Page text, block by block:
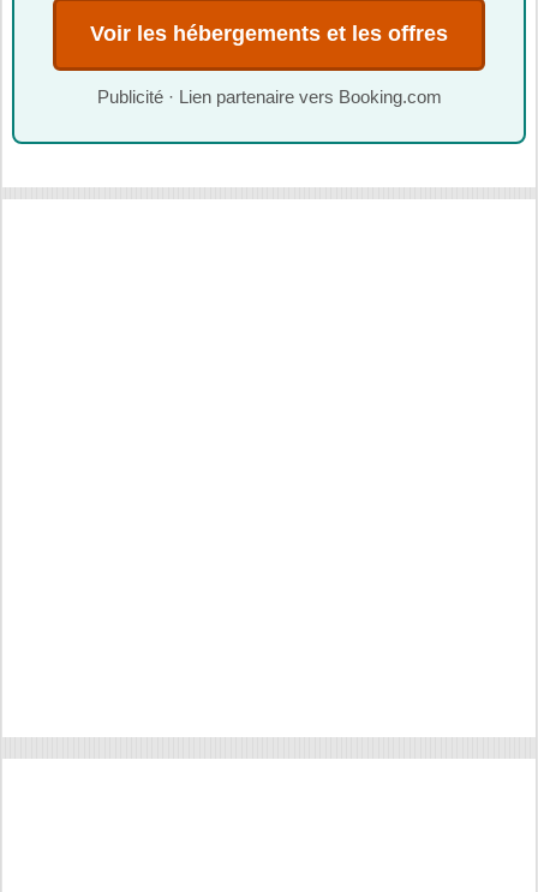
Voir les hébergements et les offres
Publicité · Lien partenaire vers Booking.com